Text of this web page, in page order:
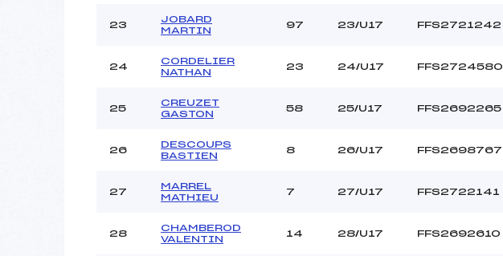
23
JOBARD
MARTIN
97 23/U17 FFS2721242
24
CORDELIER
NATHAN
23 24/U17 FFS2724580
25
CREUZET
GASTON
58 25/U17 FFS2692265
26
DESCOUPS
BASTIEN
8 26/U17 FFS2698767
27
MARREL
MATHIEU
7 27/U17 FFS2722141
28
CHAMBEROD
VALENTIN
14 28/U17 FFS2692610